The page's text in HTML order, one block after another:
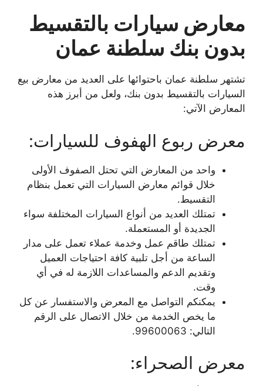
معارض سيارات بالتقسيط
بدون بنك سلطنة عمان
تشتهر سلطنة عمان باحتوائها على العديد من معارض بيع
السيارات بالتقسيط بدون بنك، ولعل من أبرز هذه
المعارض الآتي:
معرض ربوع الهفوف للسيارات:
واحد من المعارض التي تحتل الصفوف الأولى
خلال قوائم معارض السيارات التي تعمل بنظام
التقسيط.
تمتلك العديد من أنواع السيارات المختلفة سواء
الجديدة أو المستعملة.
تمتلك طاقم عمل وخدمة عملاء تعمل على مدار
الساعة من أجل تلبية كافة احتياجات العميل
وتقديم الدعم والمساعدات اللازمة له في أي
وقت.
يمكنكم التواصل مع المعرض والاستفسار عن كل
ما يخص الخدمة من خلال الاتصال على الرقم
التالي: 99600063.
معرض الصحراء: